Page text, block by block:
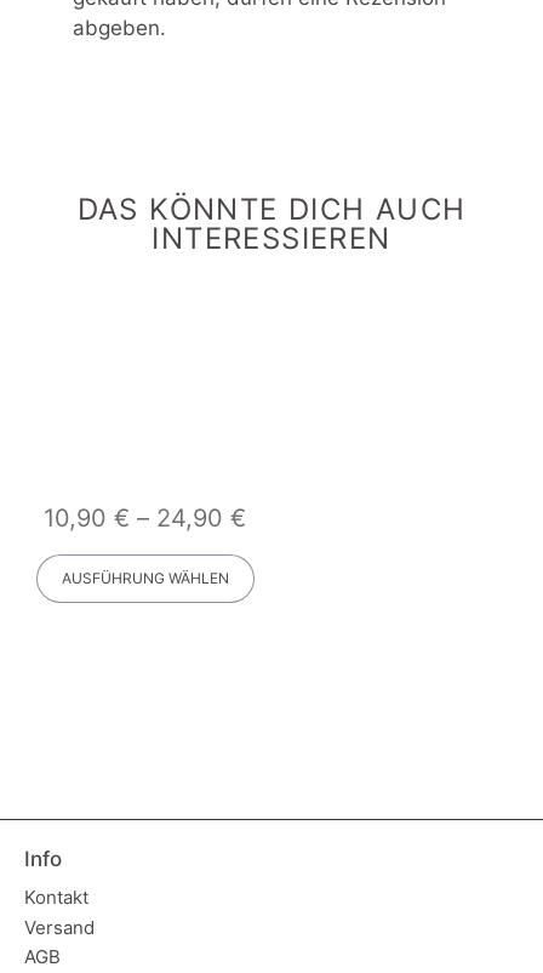
abgeben.
DAS KÖNNTE DICH AUCH
INTERESSIEREN
10,90 € – 24,90 €
AUSFÜHRUNG WÄHLEN
Info
Kontakt
Versand
AGB